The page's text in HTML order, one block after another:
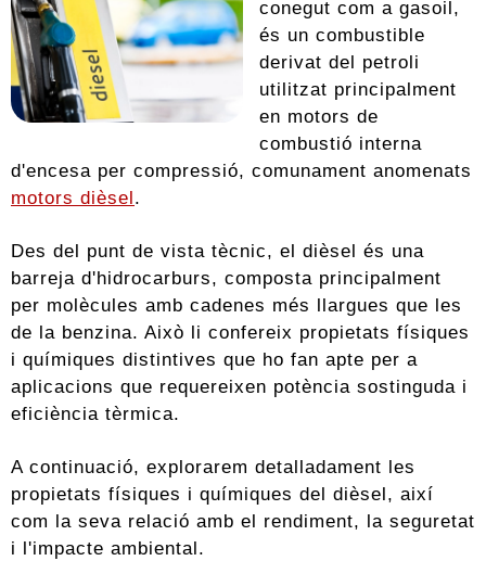
conegut com a gasoil,
és un combustible
derivat del petroli
utilitzat principalment
en motors de
combustió interna
d'encesa per compressió, comunament anomenats
motors dièsel.
Des del punt de vista tècnic, el dièsel és una
barreja d'hidrocarburs, composta principalment
per molècules amb cadenes més llargues que les
de la benzina. Això li confereix propietats físiques
i químiques distintives que ho fan apte per a
aplicacions que requereixen potència sostinguda i
eficiència tèrmica.
A continuació, explorarem detalladament les
propietats físiques i químiques del dièsel, així
com la seva relació amb el rendiment, la seguretat
i l'impacte ambiental.